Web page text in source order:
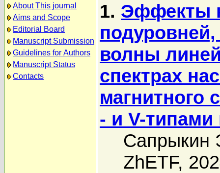
About This journal
Aims and Scope
Editorial Board
Manuscript Submission
Guidelines for Authors
Manuscript Status
Contacts
1. Эффекты
волны
спектрах
магнитного
- и V-типами
Сапрыкин
ZhETF,